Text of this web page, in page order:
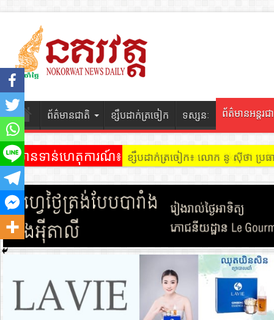
ព័ត៌មានជាតិ ខ្សឹបដាក់ត្រចៀក ទស្សនៈ ព័ត៌មានអន្តរជ
ព័ត៌មានទាន់ហេតុការណ៍៖ ខ្សឹបដាក់ត្រចៀក ៖ អគារ Sky 31